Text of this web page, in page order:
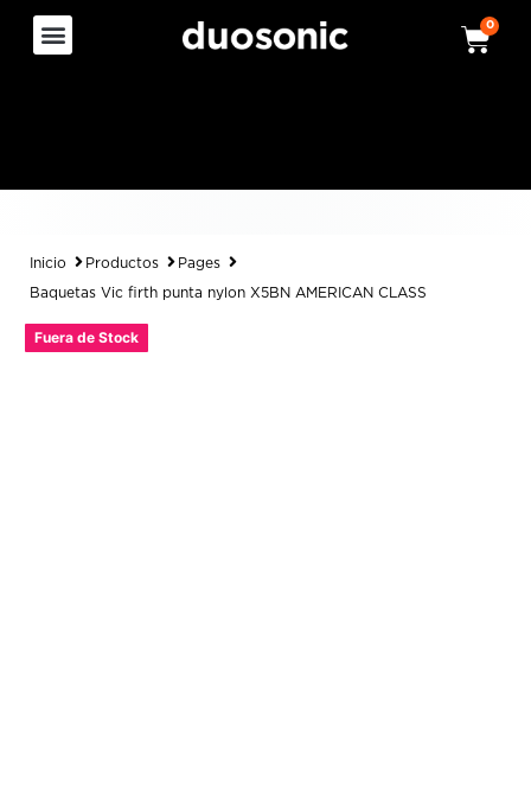
0
Inicio Productos Pages
Baquetas Vic firth punta nylon X5BN AMERICAN CLASS
Fuera de Stock